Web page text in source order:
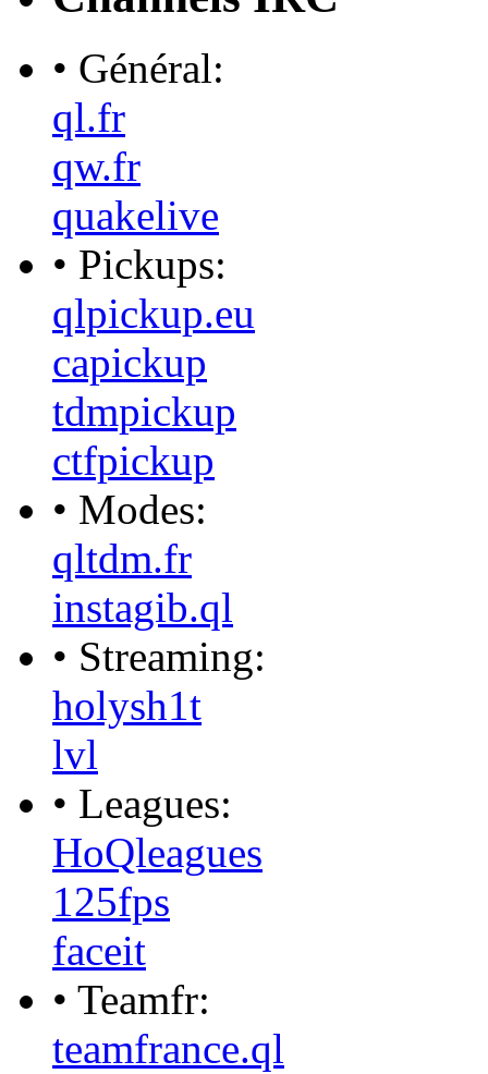
• Général:
ql.fr
qw.fr
quakelive
• Pickups:
qlpickup.eu
capickup
tdmpickup
ctfpickup
• Modes:
qltdm.fr
instagib.ql
• Streaming:
holysh1t
lvl
• Leagues:
HoQleagues
125fps
faceit
• Teamfr:
teamfrance.ql